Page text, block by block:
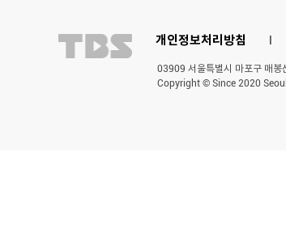
개인정보처리방침
03909 서울특별시 마포구 매
Copyright © Since 2020